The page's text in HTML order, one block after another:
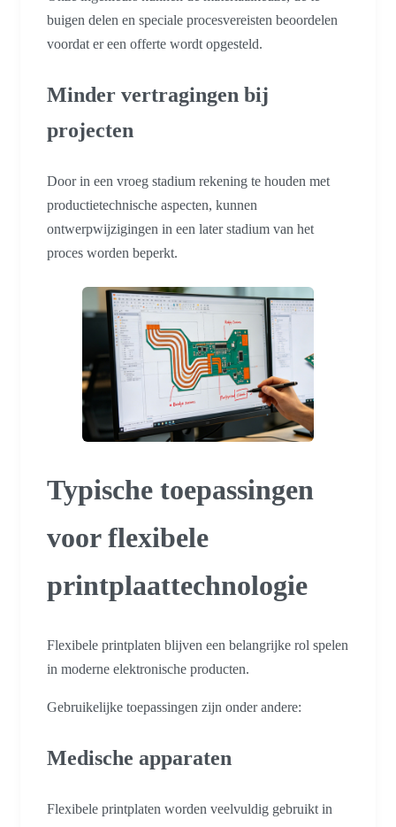
buigen delen en speciale procesvereisten beoordelen
voordat er een offerte wordt opgesteld.
Minder vertragingen bij
projecten
Door in een vroeg stadium rekening te houden met
productietechnische aspecten, kunnen
ontwerpwijzigingen in een later stadium van het
proces worden beperkt.
Typische toepassingen
voor flexibele
printplaattechnologie
Flexibele printplaten blijven een belangrijke rol spelen
in moderne elektronische producten.
Gebruikelijke toepassingen zijn onder andere:
Medische apparaten
Flexibele printplaten worden veelvuldig gebruikt in